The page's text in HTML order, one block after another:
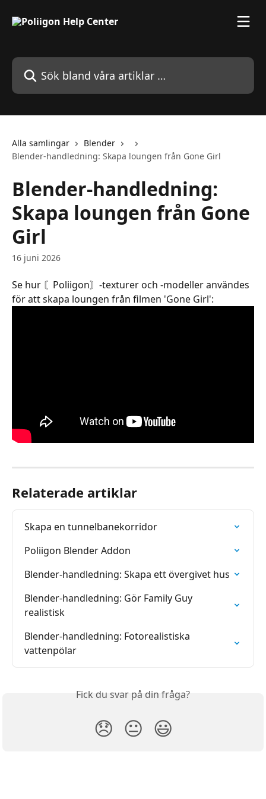
Sök bland våra artiklar …
Alla samlingar
Blender
Blender-handledning: Skapa loungen från Gone Girl
Blender-handledning:
Skapa loungen från Gone
Girl
16 juni 2026
Se hur 〘Poliigon〙-texturer och -modeller användes
för att skapa loungen från filmen 'Gone Girl':
Relaterade artiklar
Skapa en tunnelbanekorridor
Poliigon Blender Addon
Blender-handledning: Skapa ett övergivet hus
Blender-handledning: Gör Family Guy
realistisk
Blender-handledning: Fotorealistiska
vattenpölar
Fick du svar på din fråga?
😞 😐 😃